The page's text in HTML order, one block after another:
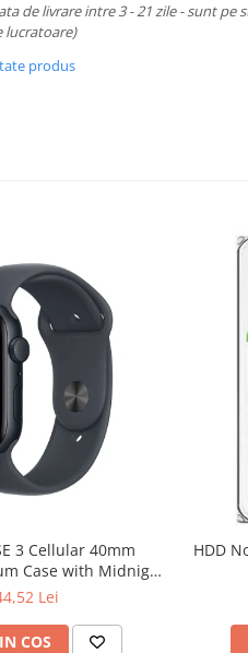
de livrare intre 3 - 21 zile - sunt pe
lucratoare)
produs
3 Cellular 40mm
Case with Midnight
- S/M
Lei
COS
HDD Notebook 2.5" 2TB 5400rpm 128M